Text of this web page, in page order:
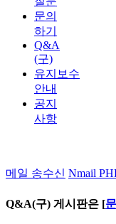
문의
하기
Q&A
(구)
유지보수
안내
공지
사항
메일 송수신 Nmail
Q&A(구) 게시판은 [